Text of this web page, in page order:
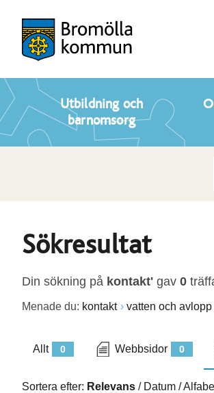
Utbildning och
barnomsorg
Sökresultat
Din sökning på kontakt' gav 0
Menade du: kontakt vatten och avlopp
0
Allt 0
Webbsidor
Sortera efter: Relevans / Datum /